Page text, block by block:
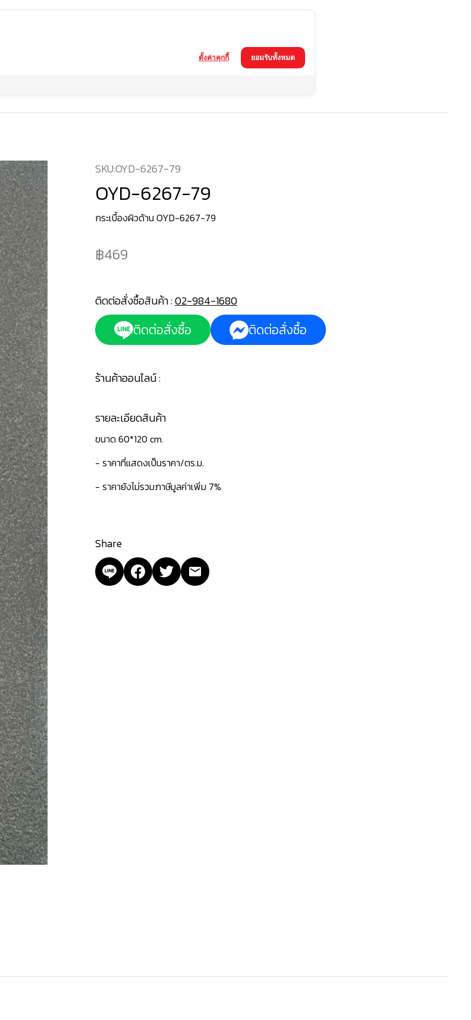
SKU:OYD-6267-79
OYD-6267-79
กระเบื้องผิวด้าน OYD-6267-79
469
ติดต่อสั่งซื้อสินค้า :02-984-1680
ติดต่อสั่งซื้อ ติดต่อสั่งซื้อ
ร้านค้าออนไลน์ :
รายละเอียดสินค้า
ขนาด 60*120 cm.
- ราคาที่แสดงเป็นราคา/ตร.ม.
- ราคายังไม่รวมภาษีมูลค่าเพิ่ม 7%
Share
ยอมรับทั้งหมด
ตั้งค่าคุกกี้